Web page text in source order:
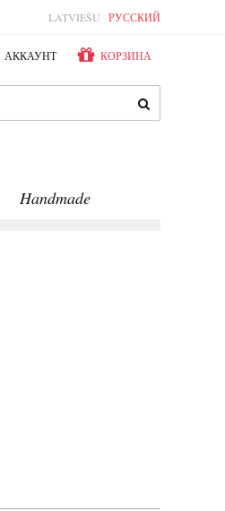
LATVIEŠU РУССКИЙ
АККАУНТ КОРЗИНА
Handmade